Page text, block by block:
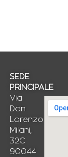
SEDE
PRINCIPALE
Via
Don
Lorenzo
Milani,
32C
90044